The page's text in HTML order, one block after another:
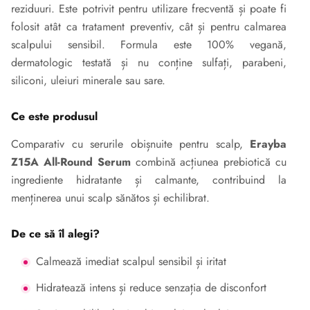
reziduuri. Este potrivit pentru utilizare frecventă și poate fi
folosit atât ca tratament preventiv, cât și pentru calmarea
scalpului sensibil. Formula este 100% vegană,
dermatologic testată și nu conține sulfați, parabeni,
siliconi, uleiuri minerale sau sare.
Ce este produsul
Comparativ cu serurile obișnuite pentru scalp, Erayba
Z15A All-Round Serumcombină acțiunea prebiotică cu
ingrediente hidratante și calmante, contribuind la
menținerea unui scalp sănătos și echilibrat.
De ce să îl alegi?
Calmează imediat scalpul sensibil și iritat
Hidratează intens și reduce senzația de disconfort